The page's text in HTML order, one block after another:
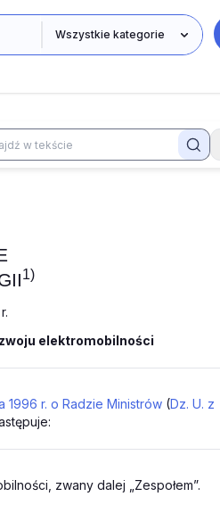
1)
elektromobilności
1996 r. o Radzie Ministrów (Dz. U. z
zwany dalej „Zespołem”.